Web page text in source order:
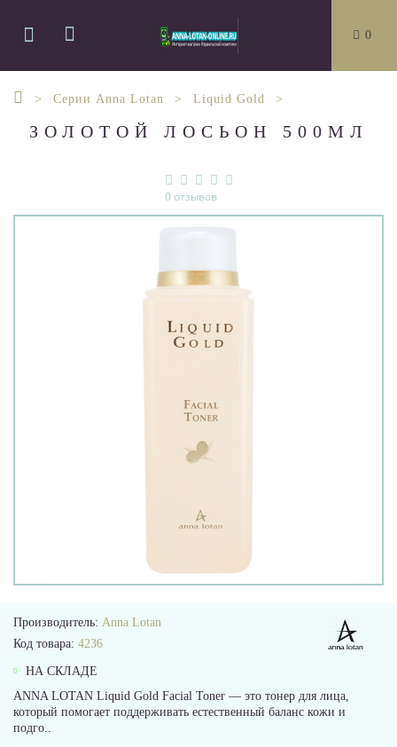
0
Серии Anna Lotan Liquid Gold
ЗОЛОТОЙ ЛОСЬОН 500МЛ
0 отзывов
Производитель: Anna Lotan
Код товара: 4236
НА СКЛАДЕ
ANNA LOTAN Liquid Gold Facial Toner — это тонер для лица,
который помогает поддерживать естественный баланс кожи и
подго..